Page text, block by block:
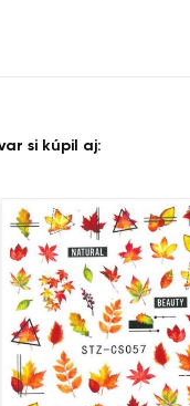
si kúpil aj: